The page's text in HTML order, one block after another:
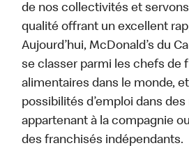
de nos collectivités et
qualité offrant un excellent
Aujourd’hui, McDonald’s du
se classer parmi les chefs de
alimentaires dans le monde,
possibilités d’emploi dans
appartenant à la compagnie
des franchisés indépendants.